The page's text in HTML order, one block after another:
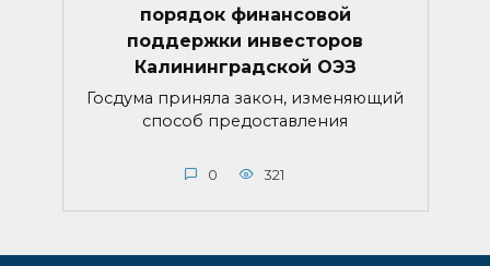
порядок финансовой
поддержки инвесторов
Калининградской ОЭЗ
Госдума приняла закон, изменяющий
способ предоставления
0 321